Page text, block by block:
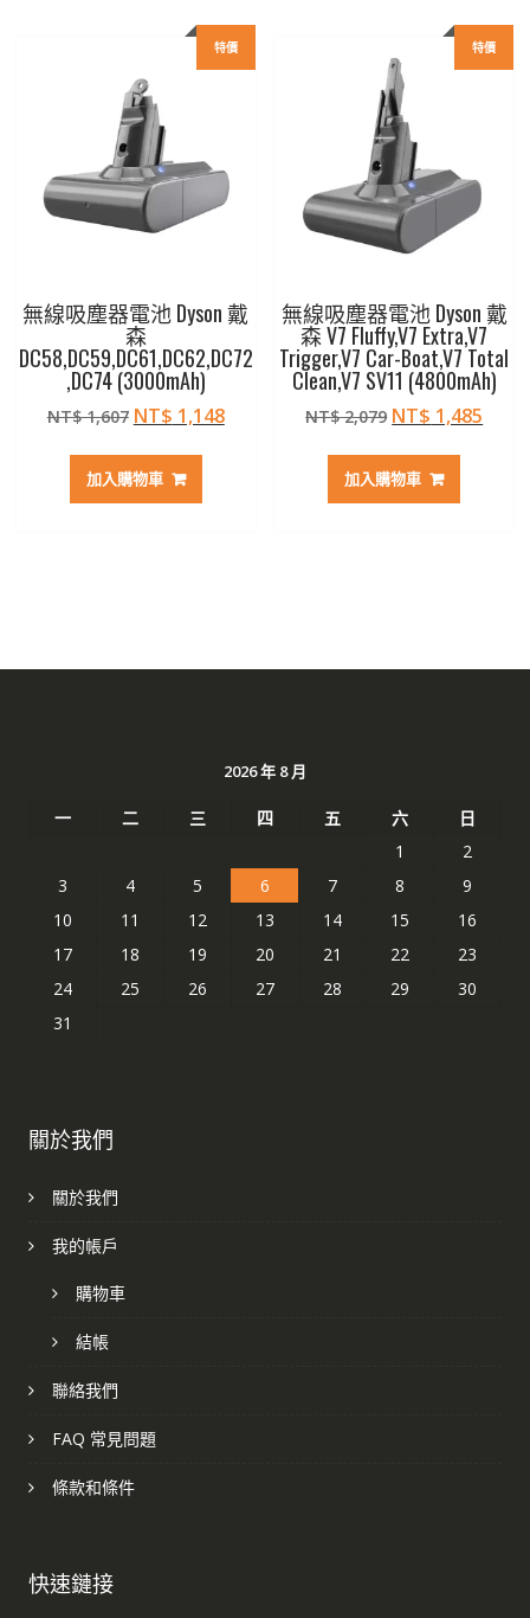
特價
無線吸塵器電池 Dyson 戴
森
DC58,DC59,DC61,DC62,DC72
,DC74 (3000mAh)
NT$1,607 原
價
格：
NT$ 1,148目
加入購物車
特價
無線吸塵器電池 Dyson 戴
森 V7 Fluffy,V7 Extra,V7
Trigger,V7 Car-Boat,V7 Total
Clean,V7 SV11 (4800mAh)
NT$2,079 原
價
格：
NT$ 1,485
加入購物車
2026 年 8 月
一 二 三 四 五 六
日
1
2
3
4 5 6 7 8
9
10
11 12 13 14 15
16
17
18 19 20 21 22
23
24
25 26 27 28 29
30
31
關於我們
關於我們
我的帳戶
購物車
結帳
聯絡我們
FAQ 常見問題
條款和條件
快速鏈接